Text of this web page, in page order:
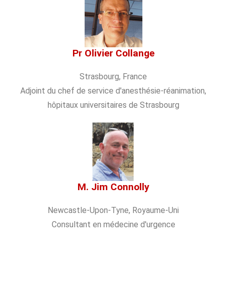
Pr Olivier Collange
Strasbourg, France
Adjoint du chef de service d'anesthésie-réanimation,
hôpitaux universitaires de Strasbourg
M. Jim Connolly
Newcastle-Upon-Tyne, Royaume-Uni
Consultant en médecine d'urgence